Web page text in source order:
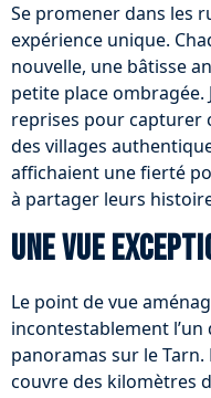
Se promener dans les
expérience unique.
nouvelle, une bâtisse
petite place ombragée.
reprises pour capturer
des villages
affichaient une fierté
à partager leurs
Une vue
Le point de vue
incontestablement
panoramas sur le
couvre des kilomètres